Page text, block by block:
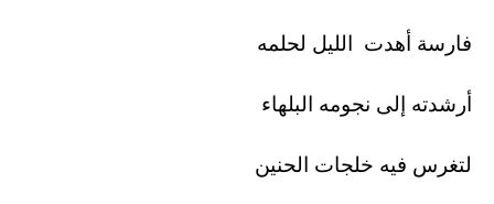
فارسة أهدت الليل لحلمه
أرشدته إلى نجومه البلهاء
لتغرس فيه خلجات الحنين